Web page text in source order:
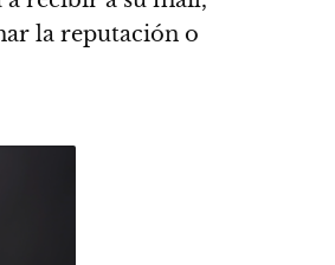
la reputación o